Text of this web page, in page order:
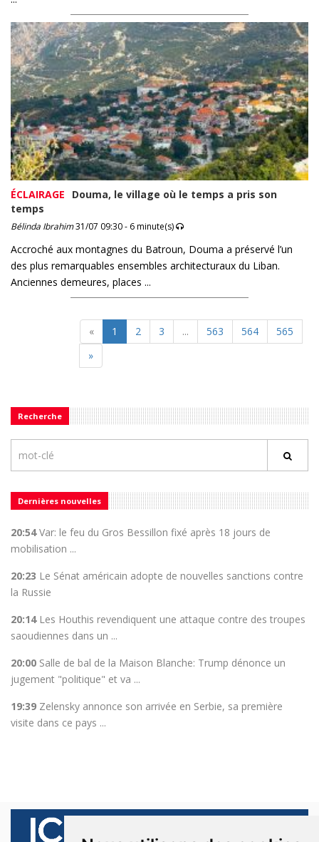
ÉCLAIRAGE
Douma, le village où le temps a pris son
temps
Bélinda Ibrahim31/07 09:30 - 6 minute(s)
Accroché aux montagnes du Batroun, Douma a préservé l’un
des plus remarquables ensembles architecturaux du Liban.
Anciennes demeures, places ...
« 1 2 3 ... 563 564
565
»
Recherche
Dernières nouvelles
20:54 Var: le feu du Gros Bessillon fixé après 18 jours de
mobilisation ...
20:23 Le Sénat américain adopte de nouvelles sanctions contre
la Russie
20:14 Les Houthis revendiquent une attaque contre des troupes
saoudiennes dans un ...
20:00 Salle de bal de la Maison Blanche: Trump dénonce un
jugement "politique" et va ...
19:39 Zelensky annonce son arrivée en Serbie, sa première
visite dans ce pays ...